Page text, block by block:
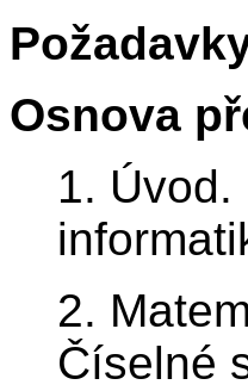
Osnova
1.
2.
Číselné